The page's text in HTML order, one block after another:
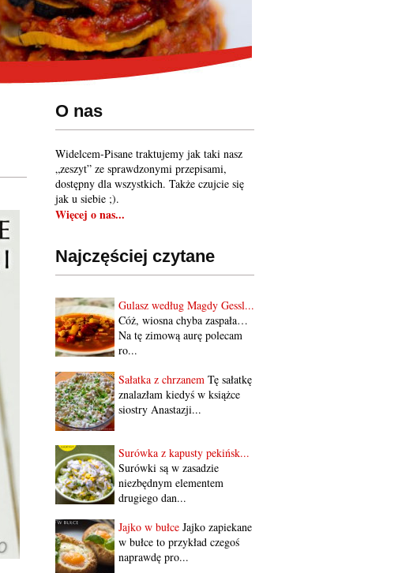
O nas
Widelcem-Pisane traktujemy jak taki nasz
„zeszyt” ze sprawdzonymi przepisami,
dostępny dla wszystkich. Także czujcie się
jak u siebie ;).
Więcej o nas...
Najczęściej czytane
Gulasz według Magdy Gessl...
Cóż, wiosna chyba zaspała…
Na tę zimową aurę polecam
ro...
Sałatka z chrzanem Tę sałatkę
znalazłam kiedyś w książce
siostry Anastazji...
Surówka z kapusty pekińsk...
Surówki są w zasadzie
niezbędnym elementem
drugiego dan...
Jajko w bułce Jajko zapiekane
w bułce to przykład czegoś
naprawdę pro...